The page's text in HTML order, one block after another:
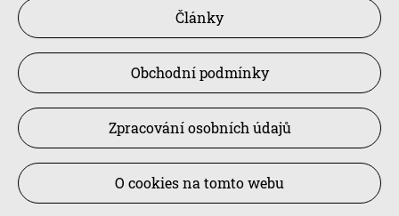
Články
Obchodní podmínky
Zpracování osobních údajů
O cookies na tomto webu